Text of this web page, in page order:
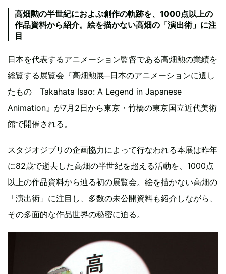
高畑勲の半世紀におよぶ創作の軌跡を、1000点以上の
作品資料から紹介。絵を描かない高畑の「演出術」に注
目
日本を代表するアニメーション監督である高畑勲の業績を
総覧する展覧会『高畑勲展─日本のアニメーションに遺し
たもの Takahata Isao: A Legend in Japanese
Animation』が7月2日から東京・竹橋の東京国立近代美術
館で開催される。
スタジオジブリの企画協力によって行なわれる本展は昨年
に82歳で逝去した高畑の半世紀を超える活動を、1000点
以上の作品資料から辿る初の展覧会。絵を描かない高畑の
「演出術」に注目し、多数の未公開資料も紹介しながら、
その多面的な作品世界の秘密に迫る。